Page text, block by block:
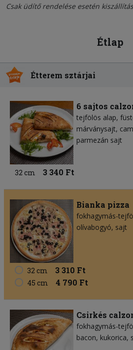
Csak üdítő rendelése esetén
Étlap
Étterem sztárjai
6 sajtos
tejfölös alap
márványsajt
parmezán sajt
32 cm 3 340 Ft
Bianka pizza
fokhagymás-
olívabogyó sajt
32 cm 3 310 Ft
45 cm 4 790 Ft
Csirkés
fokhagymás-
bacon kukorica